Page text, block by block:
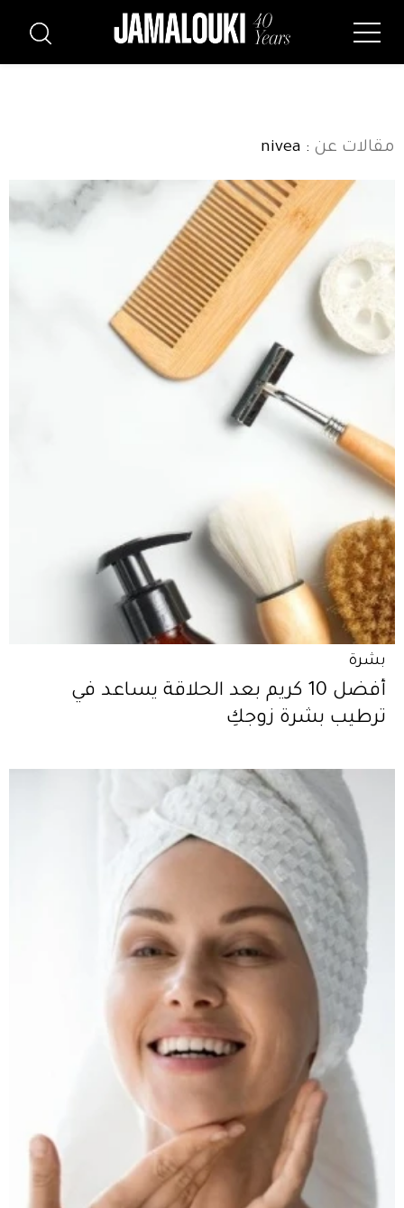
مقالات عن : nivea
بشرة
أفضل 10 كريم بعد الحلاقة يساعد في
ترطيب بشرة زوجكِ